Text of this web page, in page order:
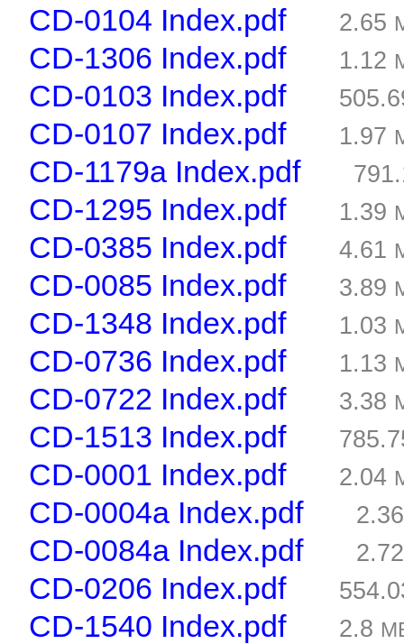
CD-0104 Index.pdf 2.65
CD-1306 Index.pdf 1.12
CD-0103 Index.pdf
CD-0107 Index.pdf 1.97
CD-1179a Index.pdf
CD-1295 Index.pdf 1.39
CD-0385 Index.pdf 4.61
CD-0085 Index.pdf 3.89
CD-1348 Index.pdf 1.03
CD-0736 Index.pdf 1.13
CD-0722 Index.pdf 3.38
CD-1513 Index.pdf
CD-0001 Index.pdf 2.04
CD-0004a Index.pdf
CD-0084a Index.pdf
CD-0206 Index.pdf
CD-1540 Index.pdf 2.8